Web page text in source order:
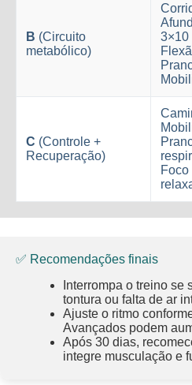
B (Circuito
metabólico)
3×10
C (Controle +
Recuperação)
Foco
✅ Recomendações finais
Interrompa o treino se
tontura ou falta de ar
Ajuste o ritmo
Avançados podem
Após 30 dias,
integre musculação e